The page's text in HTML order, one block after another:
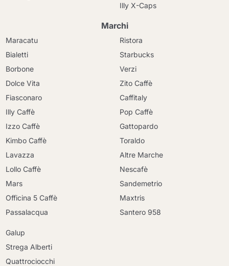
Illy X-Caps
Marchi
Maracatu
Bialetti
Borbone
Dolce Vita
Fiasconaro
Illy Caffè
Izzo Caffè
Kimbo Caffè
Lavazza
Lollo Caffè
Mars
Officina 5 Caffè
Passalacqua
Ristora
Starbucks
Verzi
Zito Caffè
Caffitaly
Pop Caffè
Gattopardo
Toraldo
Altre Marche
Nescafè
Sandemetrio
Maxtris
Santero 958
Galup
Strega Alberti
Quattrociocchi